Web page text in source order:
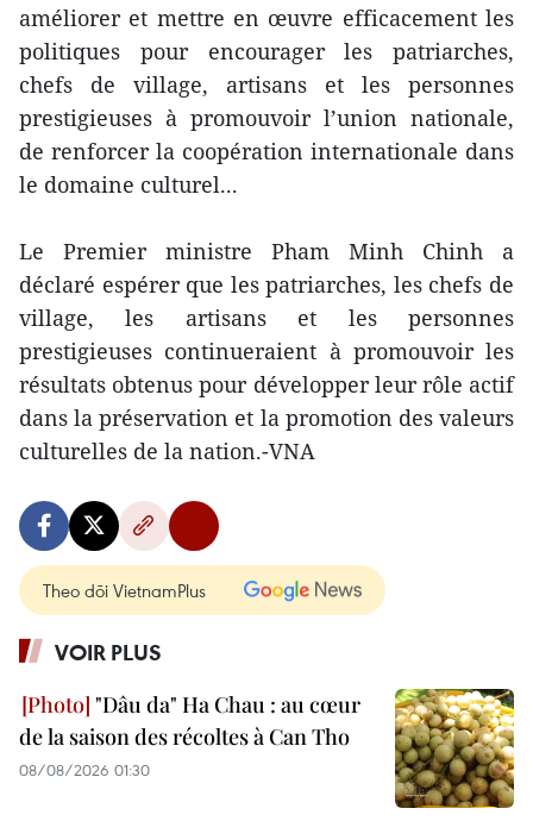
améliorer et mettre en œuvre efficacement les
politiques pour encourager les patriarches,
chefs de village, artisans et les personnes
prestigieuses à promouvoir l’union nationale,
de renforcer la coopération internationale dans
le domaine culturel...
Le Premier ministre Pham Minh Chinh a
déclaré espérer que les patriarches, les chefs de
village, les artisans et les personnes
prestigieuses continueraient à promouvoir les
résultats obtenus pour développer leur rôle actif
dans la préservation et la promotion des valeurs
culturelles de la nation.-VNA
Theo dõi VietnamPlus
VOIR PLUS
"Dâu da" Ha Chau : au cœur
de la saison des récoltes à Can Tho
08/08/2026 01:30